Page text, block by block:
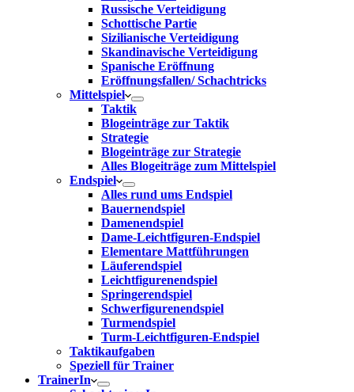
Russische Verteidigung
Schottische Partie
Sizilianische Verteidigung
Skandinavische Verteidigung
Spanische Eröffnung
Eröffnungsfallen/ Schachtricks
Mittelspiel
Taktik
Blogeinträge zur Taktik
Strategie
Blogeinträge zur Strategie
Alles Blogeiträge zum Mittelspiel
Endspiel
Alles rund ums Endspiel
Bauernendspiel
Damenendspiel
Dame-Leichtfiguren-Endspiel
Elementare Mattführungen
Läuferendspiel
Leichtfigurenendspiel
Springerendspiel
Schwerfigurenendspiel
Turmendspiel
Turm-Leichtfiguren-Endspiel
Taktikaufgaben
Speziell für Trainer
TrainerIn